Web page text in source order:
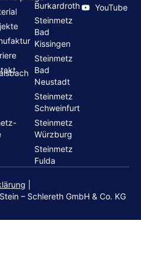
Burkardroth
Steinmetz
Bad
Kissingen
Steinmetz
Bad
Neustadt
Steinmetz
Schweinfurt
Steinmetz
Würzburg
Steinmetz
Fulda
YouTube
– Schlereth GmbH & Co. KG